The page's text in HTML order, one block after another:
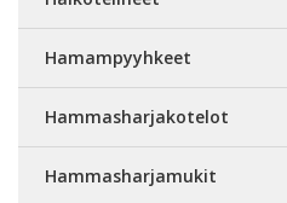
Hamampyyhkeet
Hammasharjakotelot
Hammasharjamukit